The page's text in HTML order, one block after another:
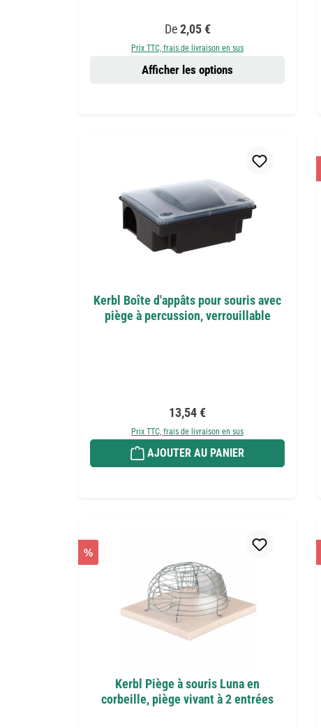
Prix régulier :
De2,05 €
Prix TTC, frais de livraison en sus
Afficher les options
Kerbl Boîte d'appâts pour souris avec
piège à percussion, verrouillable
Prix régulier :
13,54 €
Prix TTC, frais de livraison en sus
AJOUTER AU PANIER
%
Kerbl Piège à souris Luna en
corbeille, piège vivant à 2 entrées